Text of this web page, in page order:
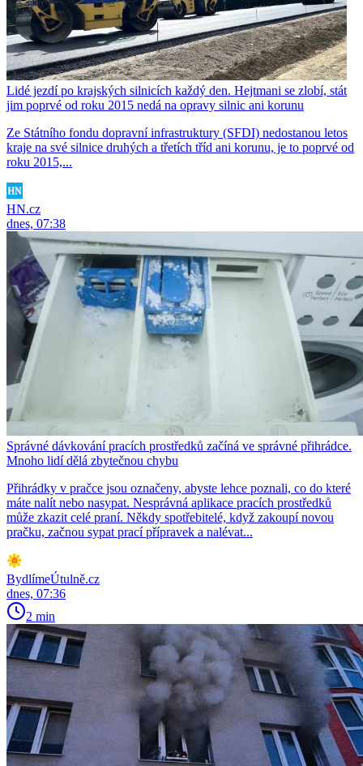
Lidé jezdí po krajských silnicích každý den. Hejtmani se zlobí, stát
jim poprvé od roku 2015 nedá na opravy silnic ani korunu
Ze Státního fondu dopravní infrastruktury (SFDI) nedostanou letos
kraje na své silnice druhých a třetích tříd ani korunu, je to poprvé od
roku 2015,...
HN.cz
dnes, 07:38
Správné dávkování pracích prostředků začíná ve správné přihrádce.
Mnoho lidí dělá zbytečnou chybu
Přihrádky v pračce jsou označeny, abyste lehce poznali, co do které
máte nalít nebo nasypat. Nesprávná aplikace pracích prostředků
může zkazit celé praní. Někdy spotřebitelé, když zakoupí novou
pračku, začnou sypat prací přípravek a nalévat...
BydlímeÚtulně.cz
dnes, 07:36
2 min